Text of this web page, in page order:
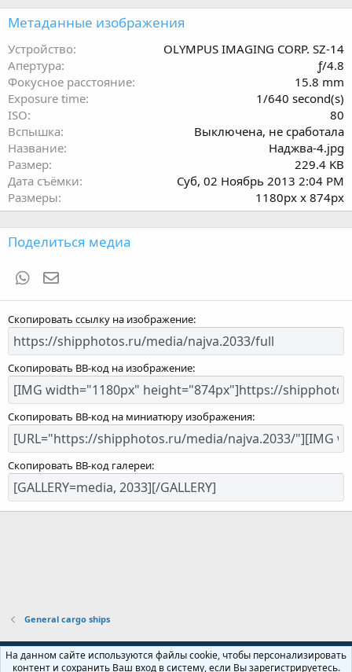
ё
Метаданные изображения
Устройство
OLYMPUS IMAGING CORP. SZ-14
Апертура
ƒ/4.8
Фокусное расстояние
15.8 mm
Exposure time
1/640 second(s)
ISO
80
Вспышка
Выключена, не сработала
Название
Наджва-4.jpg
Размер
229.4 KB
Дата съёмки
Суб, 02 Ноябрь 2013 2:04 PM
Размеры
1180px x 874px
Поделиться медиа
WhatsApp
Скопировать ссылку на изображение
Скопировать BB-код на изображение
Скопировать BB-код на миниатюру изображения
Скопировать BB-код галереи
General cargo ships
Russian (RU)
На данном сайте используются файлы cookie, чтобы персонализировать
контент и сохранить Ваш вход в систему, если Вы зарегистрируетесь.